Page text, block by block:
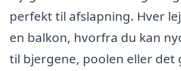
perfekt til afslapning. Hver
en balkon, hvorfra du kan
til bjergene, poolen eller det